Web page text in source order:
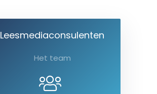
Leesmediaconsulenten
Het team